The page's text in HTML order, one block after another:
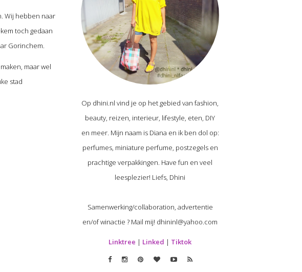
Wij hebben naar
toch gedaan
Gorinchem.
maar wel
stad
Op dhini.nl vind je op het gebied van fashion,
beauty, reizen, interieur, lifestyle, eten, DIY
en meer. Mijn naam is Diana en ik ben dol op:
perfumes, miniature perfume, postzegels en
prachtige verpakkingen. Have fun en veel
leesplezier! Liefs, Dhini
Samenwerking/collaboration, advertentie
en/of winactie ? Mail mij! dhininl@yahoo.com
Linktree | Linked | Tiktok